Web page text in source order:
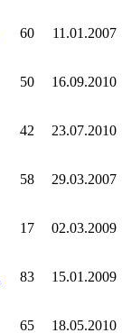
60 11.01.2007
50 16.09.2010
42 23.07.2010
58 29.03.2007
17 02.03.2009
83 15.01.2009
65 18.05.2010